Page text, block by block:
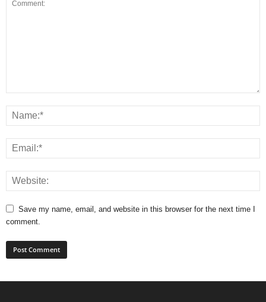
Save my name, email, and website in this browser for the next time I
comment.